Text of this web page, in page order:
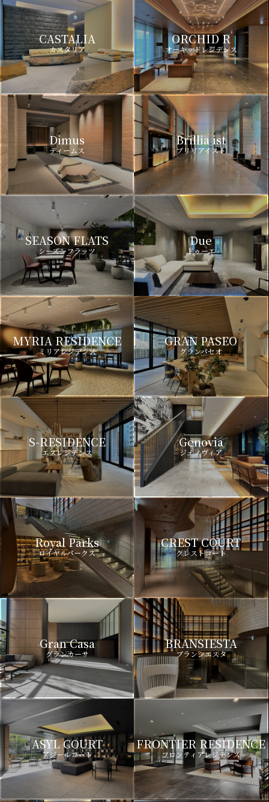
CASTALIA
カスタリア
ORCHID R
オーキッドレジデンス
Dimus
ディームス
Brillia ist
ブリリアイスト
SEASON FLATS
シーズンフラッツ
Due
ドゥーエ
MYRIA RESIDENCE
ミリアレジデンス
GRAN PASEO
グランパセオ
S-RESIDENCE
エスレジデンス
Genovia
ジェノヴィア
Royal Parks
ロイヤルパークス
CREST COURT
クレストコート
Gran Casa
グランカーサ
BRANSIESTA
ブランシエスタ
ASYL COURT
アジールコート
FRONTIER RESIDENCE
フロンティアレジデンス